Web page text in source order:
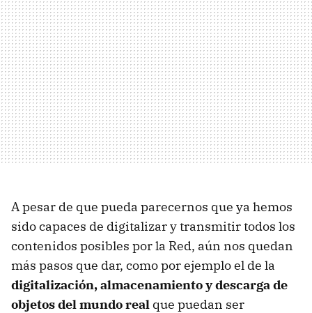
A pesar de que pueda parecernos que ya hemos
sido capaces de digitalizar y transmitir todos los
contenidos posibles por la Red, aún nos quedan
más pasos que dar, como por ejemplo el de la
digitalización, almacenamiento y descarga de
objetos del mundo real que puedan ser